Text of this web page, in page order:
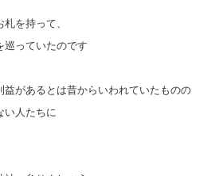
を持って、
巡っていたのです
があるとは昔からいわれていたものの
い人たちに